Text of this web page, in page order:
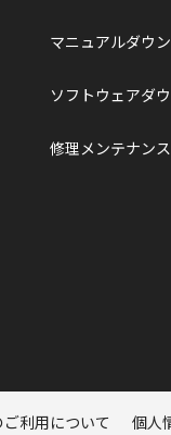
マニュアルダウ
ソフトウェアダ
修理メンテナンス
利用について 個人